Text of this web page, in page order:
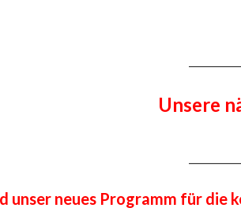
Unsere
unser neues Programm für die